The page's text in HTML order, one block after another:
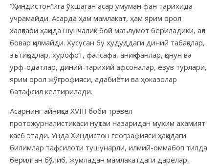
“Ҳиндистон”ига ўхшаган асар умуман фан тарихида
учрамайди. Асарда ҳам мамлакат, ҳам ярим орол
халқлари ҳақида шунчалик бой маълумот бериладики, ақл
бовар қилмайди. Хусусан бу ҳудуддаги диний табақалар,
эътиқодлар, хурофот, фалсафа, аниқ фанлар, қонун ва
урф-одатлар, диний-тарихий афсоналар, ёзув турлари,
ярим орол жўғрофияси, адабиёти ва ҳоказолар
батафсил келтирилади.
Асарнинг айниқса XVIII боби трэвел
протожурналистикаси нуқтаи назаридан муҳим аҳамият
касб этади. Унда Ҳиндистон географияси ҳақидаги
билимлар тафсилоти тушунарли, илмий-оммабоп тилда
берилган бўлиб, жумладан мамлакатдаги дарёлар,